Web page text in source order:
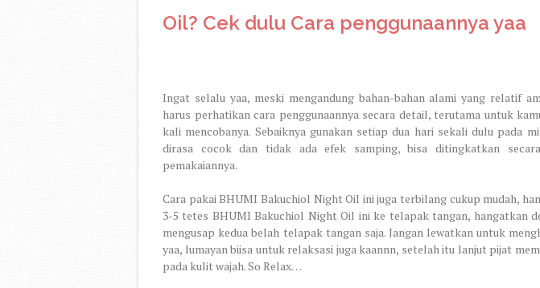
Oil? Cek dulu Cara penggunaannya yaa
Ingat selalu yaa, meski mengandung bahan-bahan alami yang relatif
harus perhatikan cara penggunaannya secara detail, terutama untuk
kali mencobanya. Sebaiknya gunakan setiap dua hari sekali dulu pada
dirasa cocok dan tidak ada efek samping, bisa ditingkatkan
pemakaiannya.
Cara pakai BHUMI Bakuchiol Night Oil ini juga terbilang cukup mudah,
3-5 tetes BHUMI Bakuchiol Night Oil ini ke telapak tangan, hangatkan
mengusap kedua belah telapak tangan saja. Jangan lewatkan untuk
yaa, lumayan biisa untuk relaksasi juga kaannn, setelah itu lanjut pijat
pada kulit wajah. So Relax…